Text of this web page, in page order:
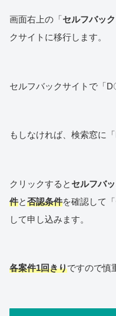
画面右上の「 セルフバック
クサイトに移行します。
セルフバックサイトで「D
もしなければ、検索窓に
クリックすると セルフバ
件と否認条件を確認して「
して申し込みます。
各案件1回きりですので慎